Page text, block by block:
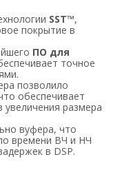
SST™,
покрытие в
ПО для
точное
позволило
обеспечивает
размера
вуфера, что
времени ВЧ и НЧ
в DSP.